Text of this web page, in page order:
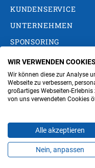
Produkte Favoriten
KUNDENSERVICE
UNTERNEHMEN
SPONSORING
AGB Privacy Policy
Cookie-Einstellungen
WIR VERWENDEN COOKIES
Wir können diese zur Analyse
Webseite zu verbessern,
großartiges Webseiten-
von uns verwendeten Cookies
Alle akzeptieren
Nein, anpassen